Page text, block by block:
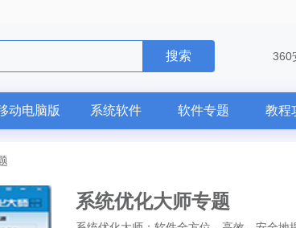
搜索 360
动电脑版 系统软件 软件专题 教程
系统优化大师专题